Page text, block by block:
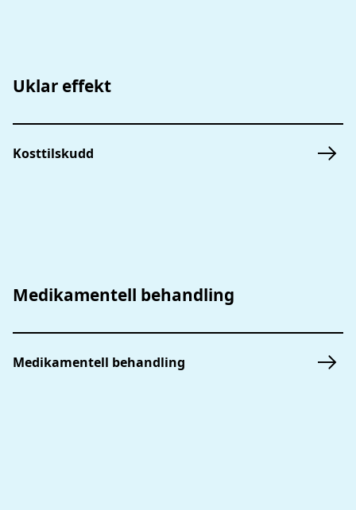
Uklar effekt
Kosttilskudd
Medikamentell behandling
Medikamentell behandling